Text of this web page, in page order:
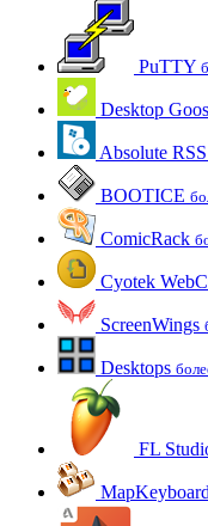
PuTTY
Desktop
Absolute
BOOTICE
ComicRack
Cyotek
ScreenWings
Desktops
FL
MapKeyboard